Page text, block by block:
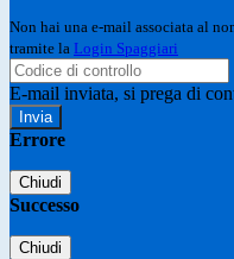
Non hai una e-mail associata al
tramite la Login Spaggiari
E-mail inviata, si prega di
Errore
Chiudi
Successo
Chiudi